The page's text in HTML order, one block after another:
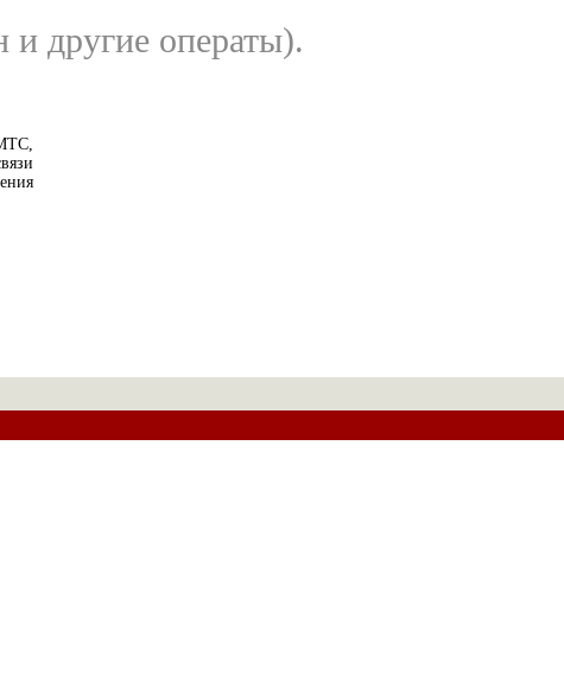
другие операты).